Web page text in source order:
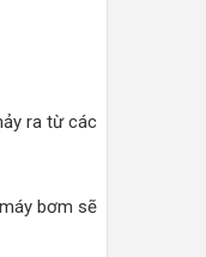
ra từ các
bơm sẽ